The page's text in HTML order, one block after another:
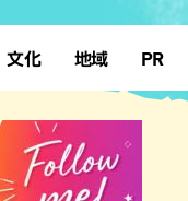
文化
復帰50年
地域
本島北部
本島南部
PR